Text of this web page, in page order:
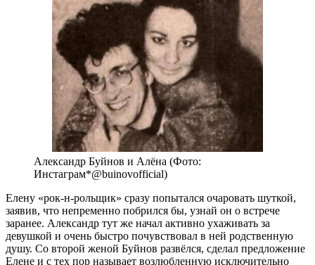
Александр Буйнов и Алёна (Фото:
Инстаграм*@buinovofficial)
Елену «рок-н-рольщик» сразу попытался очаровать шуткой,
заявив, что непременно побрился бы, узнай он о встрече
заранее. Александр тут же начал активно ухаживать за
девушкой и очень быстро почувствовал в ней родственную
душу. Со второй женой Буйнов развёлся, сделал предложение
Елене и с тех пор называет возлюбленную исключительно